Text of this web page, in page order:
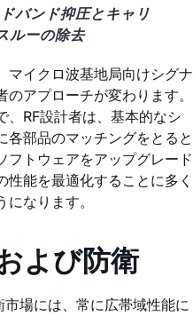
バンド抑圧とキャリ
ルーの除去
マイクロ波基地局向けシグナ
アプローチが変わります。
、RF設計者は、基本的なシ
各部品のマッチングをとると
フトウェアをアップグレード
能を最適化することに多く
なります。
よび防衛
場には、常に広帯域性能に